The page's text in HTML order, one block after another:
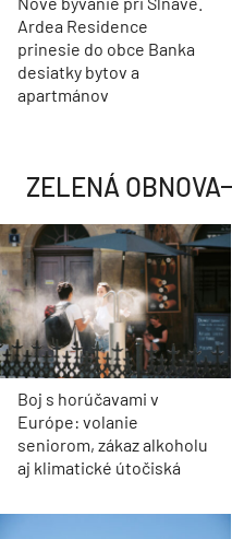
Ardea Residence
prinesie do obce Banka
desiatky bytov a
apartmánov
ZELENÁ OBNOVA
Boj s horúčavami v
Európe: volanie
seniorom, zákaz alkoholu
aj klimatické útočiská